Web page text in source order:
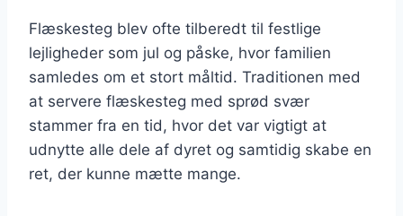
Flæskesteg blev ofte tilberedt til festlige
lejligheder som jul og påske, hvor familien
samledes om et stort måltid. Traditionen med
at servere flæskesteg med sprød svær
stammer fra en tid, hvor det var vigtigt at
udnytte alle dele af dyret og samtidig skabe en
ret, der kunne mætte mange.